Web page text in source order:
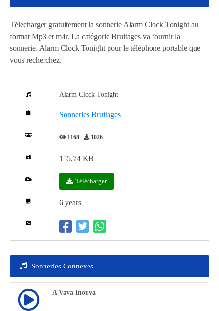
Télécharger gratuitement la sonnerie Alarm Clock Tonight au
format Mp3 et m4r. La catégorie Bruitages va fournir la
sonnerie. Alarm Clock Tonight pour le téléphone portable que
vous recherchez.
Alarm Clock Tonight
Sonneries Bruitages
1168 1026
155,74 KB
Télécharger
6 years
Sonneries Connexes
A Vava Inouva